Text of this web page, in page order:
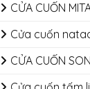
CỬA CUỐN
Cửa cuốn
CỬA CUỐN